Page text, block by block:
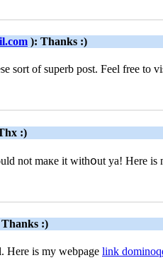
): Thanks :)
sort of superb post. Feеl free to
:)
not maкe it ᴡithօut ya! Here is
:)
Here is my webpage link